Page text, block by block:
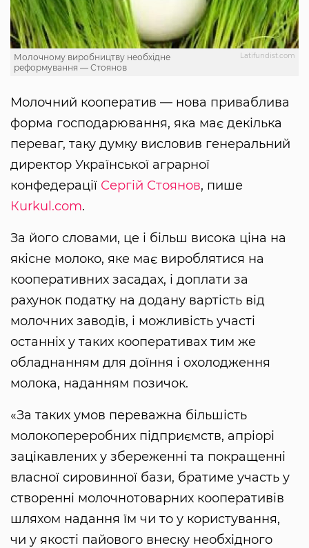
Latifundist.com
Молочному виробництву необхідне
реформування — Стоянов
Молочний кооператив — нова приваблива
форма господарювання, яка має декілька
переваг, таку думку висловив генеральний
директор Української аграрної
конфедерації Сергій Стоянов, пише
Кurkul.com.
За його словами, це і більш висока ціна на
якісне молоко, яке має вироблятися на
кооперативних засадах, і доплати за
рахунок податку на додану вартість від
молочних заводів, і можливість участі
останніх у таких кооперативах тим же
обладнанням для доїння і охолодження
молока, наданням позичок.
«За таких умов переважна більшість
молокопереробних підприємств, апріорі
зацікавлених у збереженні та покращенні
власної сировинної бази, братиме участь у
створенні молочнотоварних кооперативів
шляхом надання їм чи то у користування,
чи у якості пайового внеску необхідного